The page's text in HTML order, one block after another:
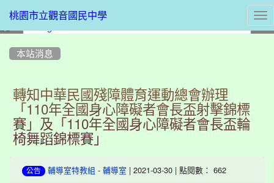
桃園市立觀音國民中學
本站消息
轉知中華民國殘障體育運動總會辦理
「110年全國身心障礙者會長盃射擊錦標
賽」及「110年全國身心障礙者會長盃輪
椅舞蹈錦標賽」
公告 輔導室特教組 - 輔導室 | 2021-03-30 | 點閱數： 662